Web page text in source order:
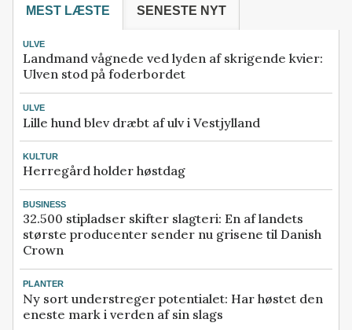
MEST LÆSTE SENESTE NYT
ULVE
Landmand vågnede ved lyden af skrigende kvier:
Ulven stod på foderbordet
ULVE
Lille hund blev dræbt af ulv i Vestjylland
KULTUR
Herregård holder høstdag
BUSINESS
32.500 stipladser skifter slagteri: En af landets
største producenter sender nu grisene til Danish
Crown
PLANTER
Ny sort understreger potentialet: Har høstet den
eneste mark i verden af sin slags